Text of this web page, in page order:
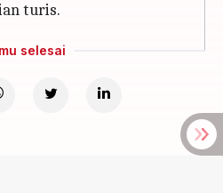
turis.
selesai